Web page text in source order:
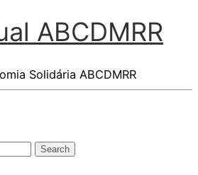
ABCDMRR
Solidária ABCDMRR
Search